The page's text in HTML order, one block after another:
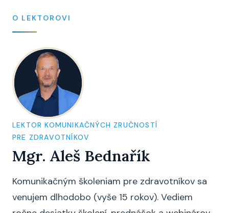
O LEKTOROVI
LEKTOR KOMUNIKAČNÝCH ZRUČNOSTÍ
PRE ZDRAVOTNÍKOV
Mgr. Aleš Bednařík
Komunikačným školeniam pre zdravotníkov sa
venujem dlhodobo (vyše 15 rokov). Vediem